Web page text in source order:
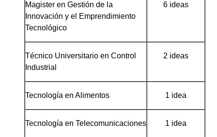
Magister en Gestión de la
Innovación y el Emprendimiento
Tecnológico
6 ideas
Técnico Universitario en Control
Industrial
2 ideas
Tecnología en Alimentos 1 idea
Tecnología en Telecomunicaciones 1 idea